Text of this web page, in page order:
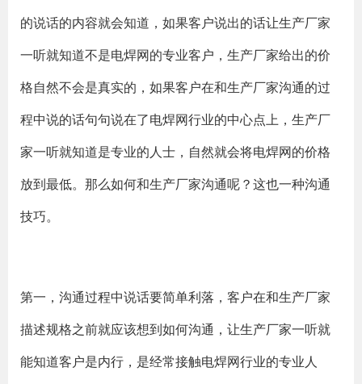
的说话的内容就会知道，如果客户说出的话让生产厂家
一听就知道不是电焊网的专业客户，生产厂家给出的价
格自然不会是真实的，如果客户在和生产厂家沟通的过
程中说的话句句说在了电焊网行业的中心点上，生产厂
家一听就知道是专业的人士，自然就会将电焊网的价格
放到最低。那么如何和生产厂家沟通呢？这也一种沟通
技巧。
第一，沟通过程中说话要简单利落，客户在和生产厂家
描述规格之前就应该想到如何沟通，让生产厂家一听就
能知道客户是内行，是经常接触电焊网行业的专业人